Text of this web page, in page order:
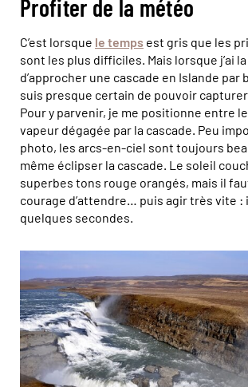
Profiter de la météo
C’est lorsque le temps est gris que les
sont les plus difficiles. Mais lorsque j’ai
d’approcher une cascade en Islande par
suis presque certain de pouvoir
Pour y parvenir, je me positionne entre
vapeur dégagée par la cascade. Peu
photo, les arcs-en-ciel sont toujours
même éclipser la cascade. Le soleil
superbes tons rouge orangés, mais il
courage d’attendre… puis agir très vite :
quelques secondes.